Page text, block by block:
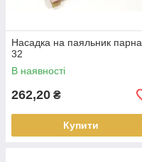
Насадка на паяльник парна
32
В наявності
262,20 ₴
Купити